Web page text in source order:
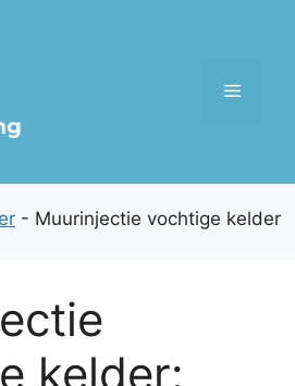
Menu
- Muurinjectie vochtige kelder
kelder: